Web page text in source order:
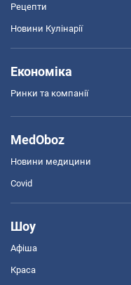
Рецепти
Новини Кулінарії
Економіка
Ринки та компанії
MedOboz
Новини медицини
Covid
Шоу
Афіша
Краса